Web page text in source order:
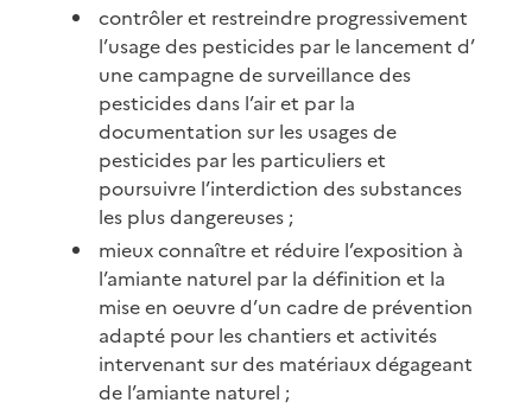
contrôler et restreindre progressivement
l’usage des pesticides par le lancement d’
une campagne de surveillance des
pesticides dans l’air et par la
documentation sur les usages de
pesticides par les particuliers et
poursuivre l’interdiction des substances
les plus dangereuses ;
mieux connaître et réduire l’exposition à
l’amiante naturel par la définition et la
mise en oeuvre d’un cadre de prévention
adapté pour les chantiers et activités
intervenant sur des matériaux dégageant
de l’amiante naturel ;